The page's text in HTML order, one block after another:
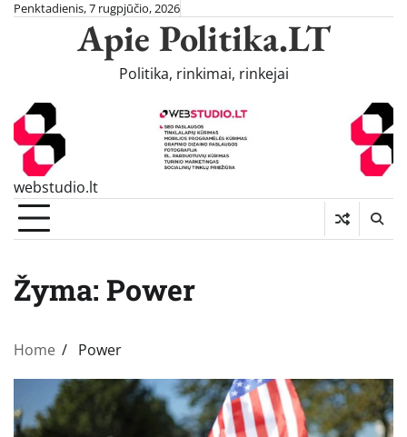
SkipPenktadienis, 7 rugpjūčio, 2026
Apie Politika.LT
Politika, rinkimai, rinkejai
webstudio.lt
Žyma: Power
Home Power